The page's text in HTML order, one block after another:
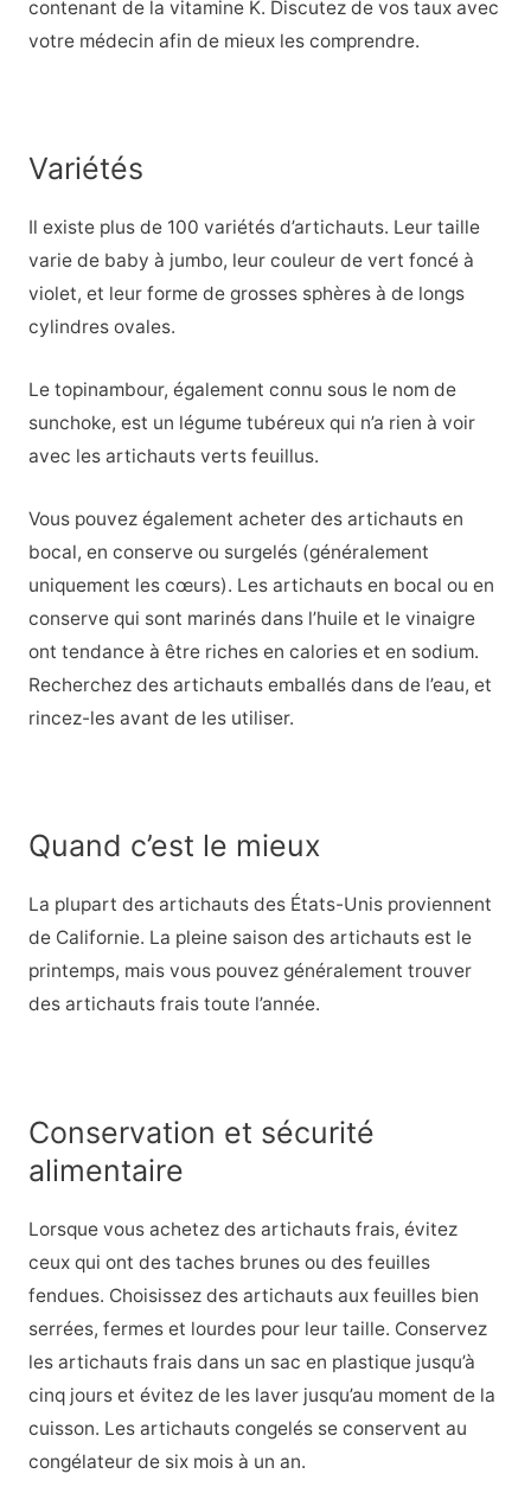
contenant de la vitamine K. Discutez de vos taux avec
votre médecin afin de mieux les comprendre.
Variétés
Il existe plus de 100 variétés d’artichauts. Leur taille
varie de baby à jumbo, leur couleur de vert foncé à
violet, et leur forme de grosses sphères à de longs
cylindres ovales.
Le topinambour, également connu sous le nom de
sunchoke, est un légume tubéreux qui n’a rien à voir
avec les artichauts verts feuillus.
Vous pouvez également acheter des artichauts en
bocal, en conserve ou surgelés (généralement
uniquement les cœurs). Les artichauts en bocal ou en
conserve qui sont marinés dans l’huile et le vinaigre
ont tendance à être riches en calories et en sodium.
Recherchez des artichauts emballés dans de l’eau, et
rincez-les avant de les utiliser.
Quand c’est le mieux
La plupart des artichauts des États-Unis proviennent
de Californie. La pleine saison des artichauts est le
printemps, mais vous pouvez généralement trouver
des artichauts frais toute l’année.
Conservation et sécurité
alimentaire
Lorsque vous achetez des artichauts frais, évitez
ceux qui ont des taches brunes ou des feuilles
fendues. Choisissez des artichauts aux feuilles bien
serrées, fermes et lourdes pour leur taille. Conservez
les artichauts frais dans un sac en plastique jusqu’à
cinq jours et évitez de les laver jusqu’au moment de la
cuisson. Les artichauts congelés se conservent au
congélateur de six mois à un an.